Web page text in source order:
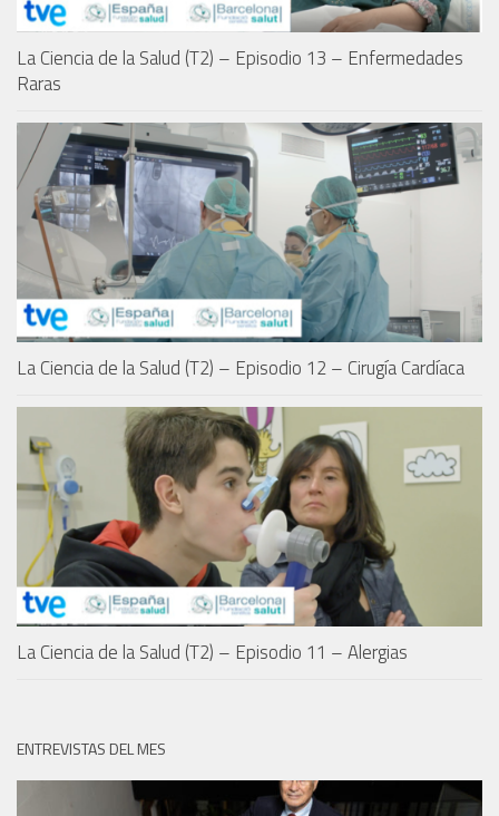
La Ciencia de la Salud (T2) – Episodio 13 – Enfermedades
Raras
La Ciencia de la Salud (T2) – Episodio 12 – Cirugía Cardíaca
La Ciencia de la Salud (T2) – Episodio 11 – Alergias
ENTREVISTAS DEL MES